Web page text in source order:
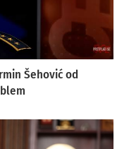
Šehović od